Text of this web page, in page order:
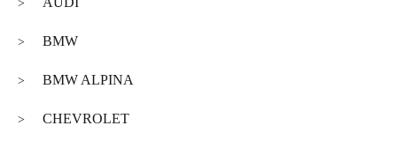
>
> BMW
> BMW ALPINA
> CHEVROLET